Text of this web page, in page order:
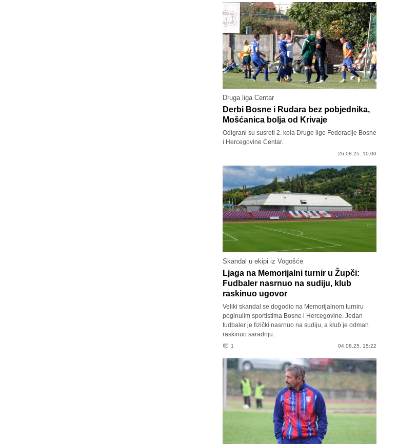
Druga liga Centar
Derbi Bosne i Rudara bez pobjednika,
Mošćanica bolja od Krivaje
Odigrani su susreti 2. kola Druge lige Federacije Bosne
i Hercegovine Centar.
26.08.25. 10:00
Skandal u ekipi iz Vogošće
Ljaga na Memorijalni turnir u Župči:
Fudbaler nasrnuo na sudiju, klub
raskinuo ugovor
Veliki skandal se dogodio na Memorijalnom turniru
poginulim sportistima Bosne i Hercegovine. Jedan
fudbaler je fizički nasrnuo na sudiju, a klub je odmah
raskinuo saradnju.
1 04.08.25. 15:22